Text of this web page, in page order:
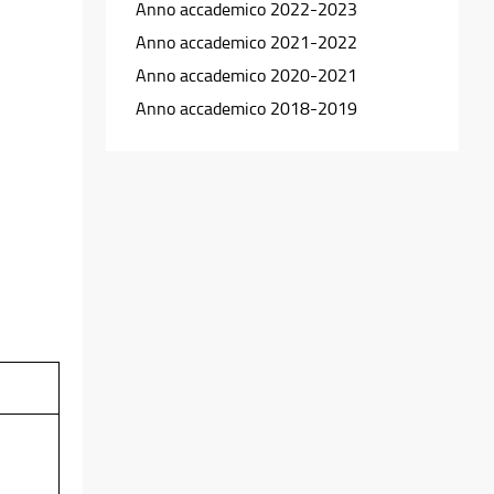
Anno accademico 2022-2023
Anno accademico 2021-2022
Anno accademico 2020-2021
Anno accademico 2018-2019